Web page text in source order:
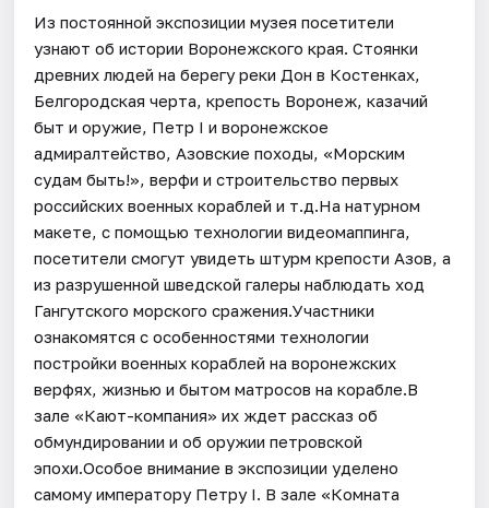
Из постоянной экспозиции музея посетители
узнают об истории Воронежского края. Стоянки
древних людей на берегу реки Дон в Костенках,
Белгородская черта, крепость Воронеж, казачий
быт и оружие, Петр I и воронежское
адмиралтейство, Азовские походы, «Морским
судам быть!», верфи и строительство первых
российских военных кораблей и т.д.На натурном
макете, с помощью технологии видеомаппинга,
посетители смогут увидеть штурм крепости Азов, а
из разрушенной шведской галеры наблюдать ход
Гангутского морского сражения.Участники
ознакомятся с особенностями технологии
постройки военных кораблей на воронежских
верфях, жизнью и бытом матросов на корабле.В
зале «Кают-компания» их ждет рассказ об
обмундировании и об оружии петровской
эпохи.Особое внимание в экспозиции уделено
самому императору Петру I. В зале «Комната